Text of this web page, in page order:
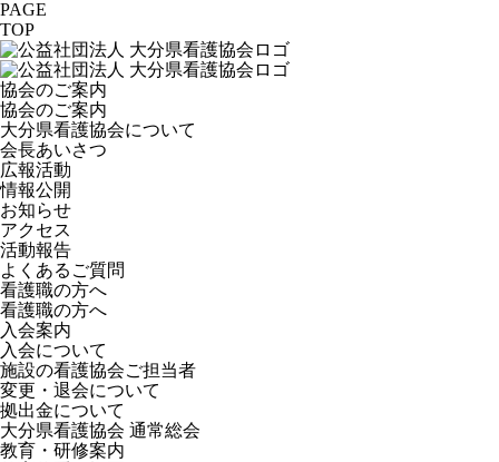
PAGE
TOP
協会のご案内
協会のご案内
大分県看護協会について
会長あいさつ
広報活動
情報公開
お知らせ
アクセス
活動報告
よくあるご質問
看護職の方へ
看護職の方へ
入会案内
入会について
施設の看護協会ご担当者
変更・退会について
拠出金について
大分県看護協会 通常総会
教育・研修案内